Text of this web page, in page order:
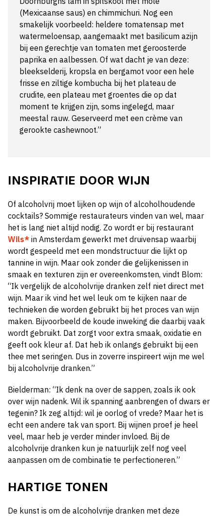
(Mexicaanse saus) en chimmichuri. Nog een
smakelijk voorbeeld: heldere tomatensap met
watermeloensap, aangemaakt met basilicum azijn
bij een gerechtje van tomaten met geroosterde
paprika en aalbessen. Of wat dacht je van deze:
bleekselderij, kropsla en bergamot voor een hele
frisse en ziltige kombucha bij het plateau de
crudite, een plateau met groentes die op dat
moment te krijgen zijn, soms ingelegd, maar
meestal rauw. Geserveerd met een crème van
gerookte cashewnoot.”
INSPIRATIE DOOR WIJN
Of alcoholvrij moet lijken op wijn of alcoholhoudende
cocktails? Sommige restaurateurs vinden van wel, maar
het is lang niet altijd nodig. Zo wordt er bij restaurant
Wils* in Amsterdam gewerkt met druivensap waarbij
wordt gespeeld met een mondstructuur die lijkt op
tannine in wijn. Maar ook zonder die gelijkenissen in
smaak en texturen zijn er overeenkomsten, vindt Blom:
“Ik vergelijk de alcoholvrije dranken zelf niet direct met
wijn. Maar ik vind het wel leuk om te kijken naar de
technieken die worden gebruikt bij het proces van wijn
maken. Bijvoorbeeld de koude inweking die daarbij vaak
wordt gebruikt. Dat zorgt voor extra smaak, oxidatie en
geeft ook kleur af. Dat heb ik onlangs gebruikt bij een
thee met seringen. Dus in zoverre inspireert wijn me wel
bij alcoholvrije dranken.”
Bielderman: “Ik denk na over de sappen, zoals ik ook
over wijn nadenk. Wil ik spanning aanbrengen of dwars er
tegenin? Ik zeg altijd: wil je oorlog of vrede? Maar het is
echt een andere tak van sport. Bij wijnen proef je heel
veel, maar heb je verder minder invloed. Bij de
alcoholvrije dranken kun je natuurlijk zelf nog veel
aanpassen om de combinatie te perfectioneren.”
HARTIGE TONEN
De kunst is om de alcoholvrije dranken met deze